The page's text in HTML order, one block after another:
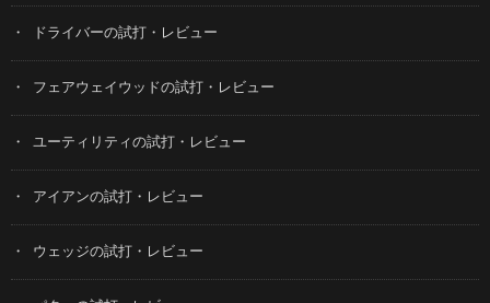
ドライバーの試打・レビュー
フェアウェイウッドの試打・レビュー
ユーティリティの試打・レビュー
アイアンの試打・レビュー
ウェッジの試打・レビュー